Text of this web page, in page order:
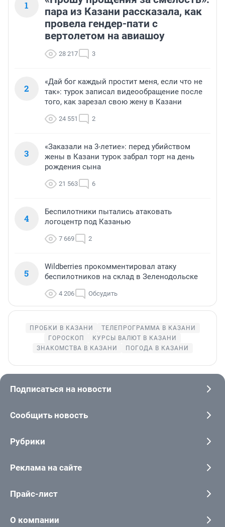
1
пара из Казани рассказала, как
провела гендер-пати с
вертолетом на авиашоу
28 217 3
2
«Дай бог каждый простит меня, если что не
так»: турок записал видеообращение после
того, как зарезал свою жену в Казани
24 551 2
3
«Заказали на 3-летие»: перед убийством
жены в Казани турок забрал торт на день
рождения сына
21 563 6
4
Беспилотники пытались атаковать
логоцентр под Казанью
7 669 2
5
Wildberries прокомментировал атаку
беспилотников на склад в Зеленодольске
4 206 Обсудить
ПРОБКИ В КАЗАНИ
ТЕЛЕПРОГРАММА В КАЗАНИ
ГОРОСКОП
КУРСЫ ВАЛЮТ В КАЗАНИ
ЗНАКОМСТВА В КАЗАНИ
ПОГОДА В КАЗАНИ
Подписаться на новости
Сообщить новость
Рубрики
Реклама на сайте
Прайс-лист
О компании